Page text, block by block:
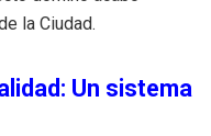
la Ciudad.
Un sistema